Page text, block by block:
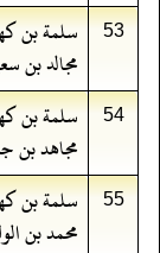
53 سلمة بن
مجالد بن
54 سلمة بن
مجاهد بن
55 سلمة بن
محمد بن